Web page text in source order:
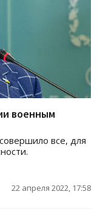
военным
все, для
22 апреля 2022, 17:58